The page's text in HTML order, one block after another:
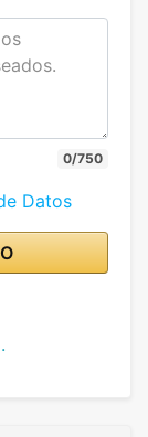
0/750
Datos